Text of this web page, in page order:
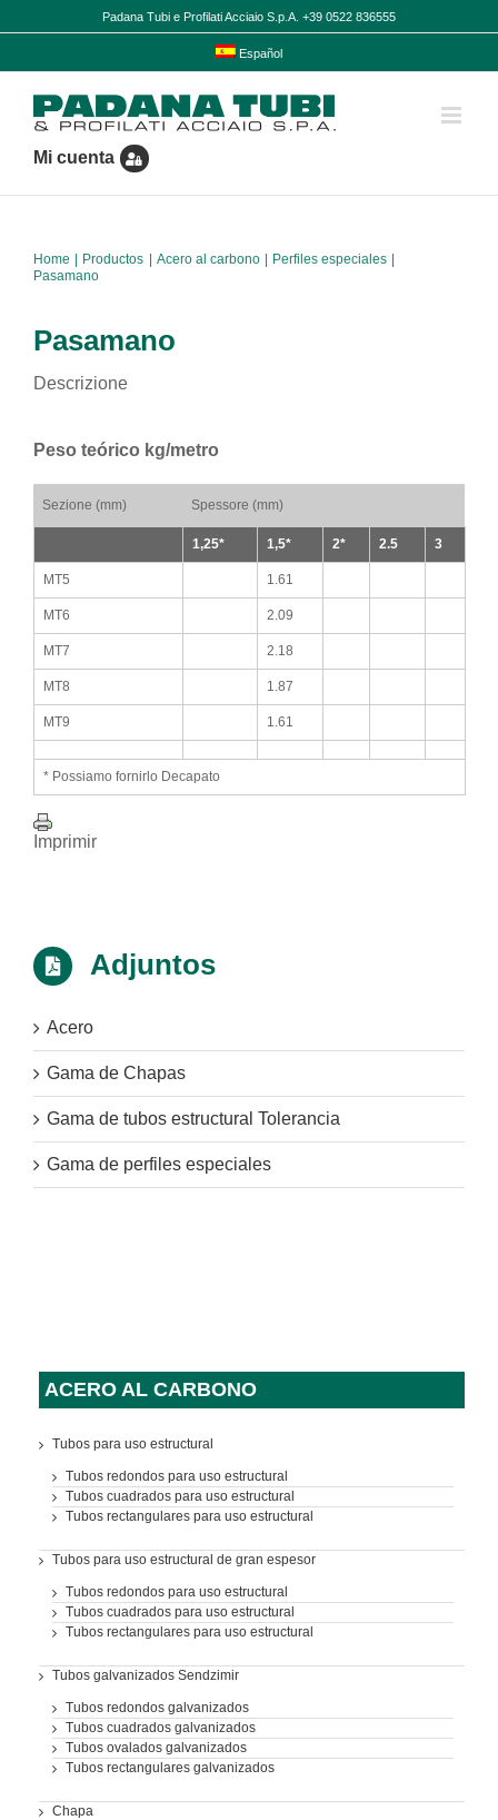
to
Padana Tubi e Profilati Acciaio S.p.A. +39 0522 836555
Español
Mi cuenta
Home Productos Acero al carbono
Perfiles especiales
Pasamano
Pasamano
Descrizione
Peso teórico kg/metro
Sezione (mm) Spessore (mm)
1,25* 1,5* 2* 2.5 3
MT5 1.61
MT6 2.09
MT7 2.18
MT8 1.87
MT9 1.61
* Possiamo fornirlo Decapato
Imprimir
Adjuntos
Acero
Gama de Chapas
Gama de tubos estructural Tolerancia
Gama de perfiles especiales
ACERO AL CARBONO
Tubos para uso estructural
Tubos redondos para uso estructural
Tubos cuadrados para uso estructural
Tubos rectangulares para uso estructural
Tubos para uso estructural de gran espesor
Tubos redondos para uso estructural
Tubos cuadrados para uso estructural
Tubos rectangulares para uso estructural
Tubos galvanizados Sendzimir
Tubos redondos galvanizados
Tubos cuadrados galvanizados
Tubos ovalados galvanizados
Tubos rectangulares galvanizados
Chapa